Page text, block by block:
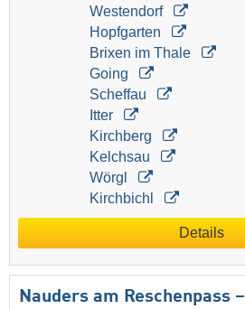
Westendorf
Hopfgarten
Brixen im Thale
Going
Scheffau
Itter
Kirchberg
Kelchsau
Wörgl
Kirchbichl
Details
Nauders am Reschenpass –